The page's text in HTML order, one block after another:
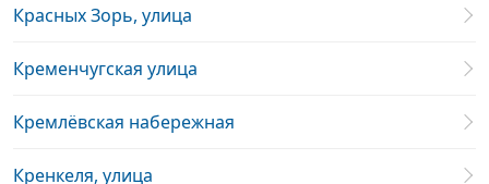
Красных Зорь, улица
Кременчугская улица
Кремлёвская набережная
Кренкеля, улица